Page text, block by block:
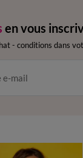
en vous
- conditions dans